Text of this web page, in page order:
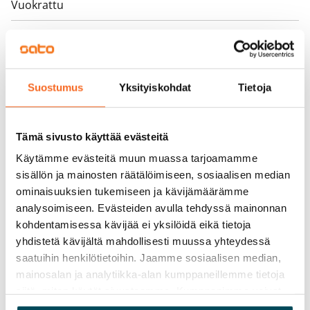
Suostumus Yksityiskohdat Tietoja
Tämä sivusto käyttää evästeitä
Käytämme evästeitä muun muassa tarjoamamme
sisällön ja mainosten räätälöimiseen, sosiaalisen median
ominaisuuksien tukemiseen ja kävijämäärämme
analysoimiseen. Evästeiden avulla tehdyssä mainonnan
kohdentamisessa kävijää ei yksilöidä eikä tietoja
yhdistetä kävijältä mahdollisesti muussa yhteydessä
saatuihin henkilötietoihin. Jaamme sosiaalisen median,
mainosalan ja analytiikka-alan kumppaneillemme tietoja
yhdistää näitä tietoja muihin tietoihin, joita olet antanut
Vuokrattu
Ei
Vuokra
Vuokravakuus
Kotivakuutus
Pakollinen, ei sisälly vuokraan
Vesimaksu
Kulutuksen mukaan
Sähkömaksu
Vuokralainen solmii itse sähkösopimuksen.
Laajakaista